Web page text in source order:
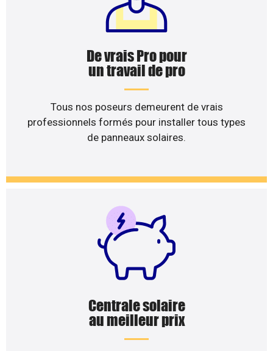
De vrais Pro pour
un travail de pro
Tous nos poseurs demeurent de vrais
professionnels formés pour installer tous types
de panneaux solaires.
Centrale solaire
au meilleur prix